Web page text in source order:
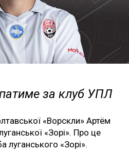
за клуб УПЛ
«Ворскли» Артём
«Зорі». Про це
луганського «Зорі».